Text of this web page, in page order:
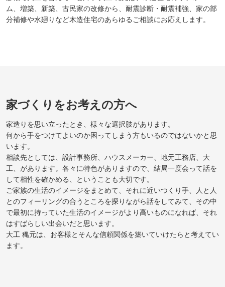
ム、増築、新築、古民家の改修から、耐震診断・耐震補強、家の部
分補修や水廻りなど木造住宅のあらゆるご相談にお応えします。
家づくりをお考えの方へ
家造りを思い立ったとき、様々な選択肢があります。
何から手をつけてよいのか困ってしまう方もいるのではないかと思
います。
相談先としては、設計事務所、ハウスメーカー、地元工務店、大
工、があります。各々に特色がありますので、結局一度会って話を
して相性を確かめる、ということも大切です。
ご家族の生活のイメージをまとめて、それに近いつくり手、人と人
とのフィーリングの合うところを探りながら話をしてみて、その中
で最初に持っていた生活のイメージがより高いものになれば、それ
はすばらしい出会いだと思います。
大工 穐元は、お客様とそんな信頼関係を築いていけたらと考えてい
ます。